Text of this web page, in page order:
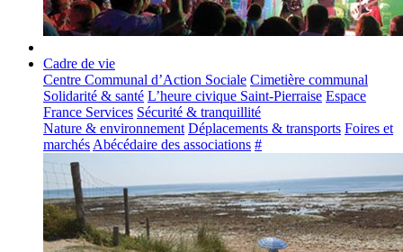
Cadre de vie
Centre Communal d’Action Sociale Cimetière communal
Solidarité & santé L’heure civique Saint-Pierraise Espace
France Services Sécurité & tranquillité
Nature & environnement Déplacements & transports Foires et
marchés Abécédaire des associations #